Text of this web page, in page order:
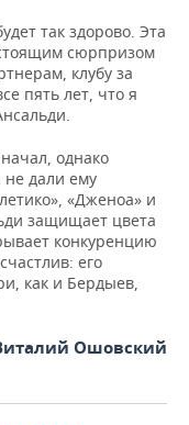
так здорово. Эта
сюрпризом
клубу за
пять лет, что я
однако
дали ему
«Дженоа» и
защищает цвета
конкуренцию
его
как и Бердыев,
Ошовский